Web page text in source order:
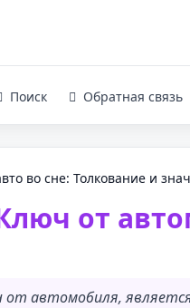
Поиск Обратная связь
во сне: Толкование и
от
автомобиля,